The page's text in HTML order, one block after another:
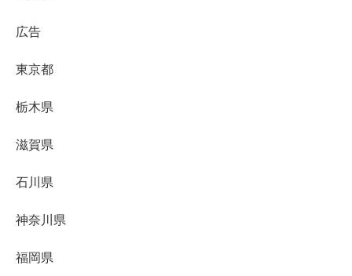
広告
東京都
栃木県
滋賀県
石川県
神奈川県
福岡県